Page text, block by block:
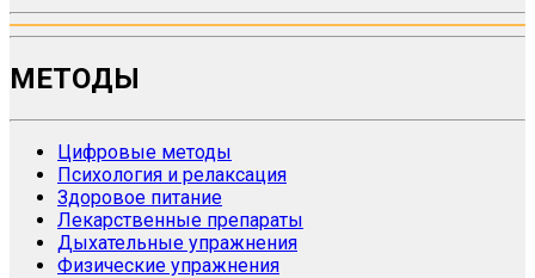
МЕТОДЫ
Цифровые методы
Психология и релаксация
Здоровое питание
Лекарственные препараты
Дыхательные упражнения
Физические упражнения